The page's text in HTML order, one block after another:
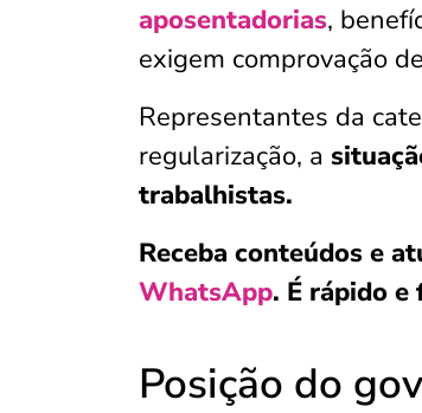
aposentadorias,
exigem comprovação
Representantes da
regularização, a
trabalhistas.
Receba conteúdos e
WhatsApp. É rápido e
Posição do